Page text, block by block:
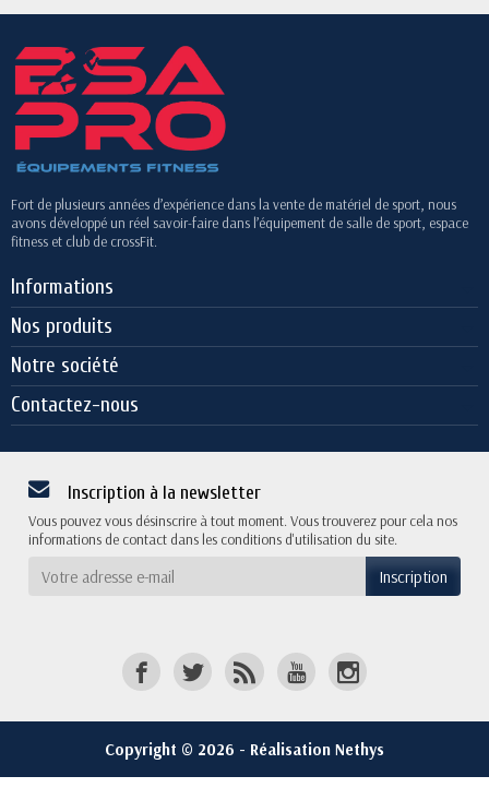
Fort de plusieurs années d’expérience dans la vente de matériel de sport, nous
avons développé un réel savoir-faire dans l’équipement de salle de sport, espace
fitness et club de crossFit.
Informations
Nos produits
Notre société
Contactez-nous
Inscription à la newsletter
Vous pouvez vous désinscrire à tout moment. Vous trouverez pour cela nos
informations de contact dans les conditions d'utilisation du site.
Copyright © 2026 - Réalisation Nethys